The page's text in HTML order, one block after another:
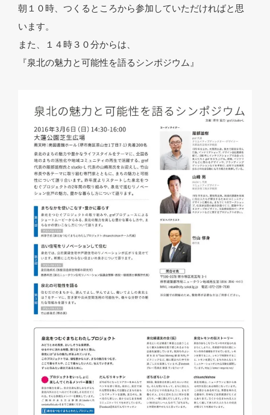
朝１０時、つくるところから参加していただければと思
います。
また、１４時３０分からは、
『泉北の魅力と可能性を語るシンポジウム』